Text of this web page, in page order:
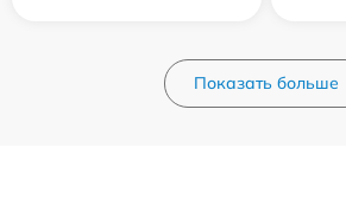
Показать больше